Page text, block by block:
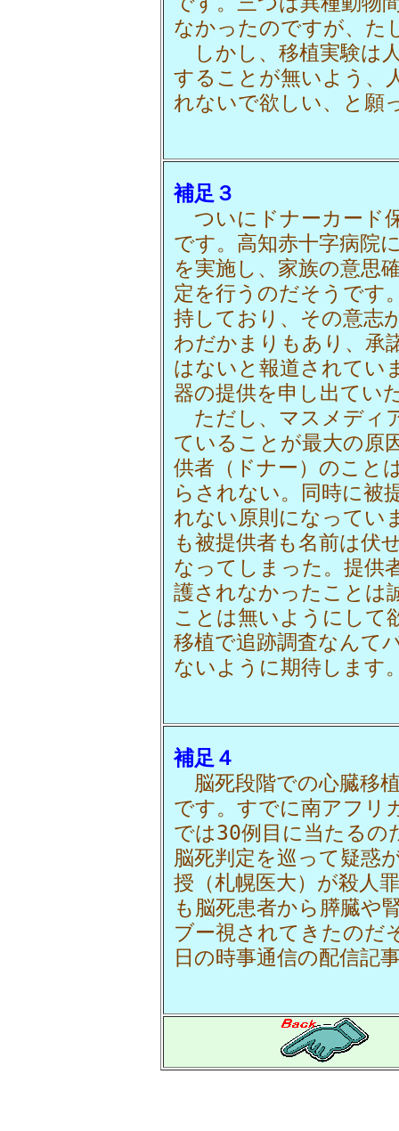
なかったのですが、た
しかし、移植実験は
することが無いよう、
れないで欲しい、と願
補足３
ついにドナーカード
です。高知赤十字病院
を実施し、家族の意思
定を行うのだそうです
持しており、その意志
わだかまりもあり、承
はないと報道されてい
器の提供を申し出てい
ただし、マスメディ
ていることが最大の原
供者（ドナー）のこと
らされない。同時に被
れない原則になってい
も被提供者も名前は伏
なってしまった。提供
護されなかったことは
ことは無いようにして
移植で追跡調査なんて
ないように期待します
補足４
脳死段階での心臓移
です。すでに南アフリ
では30例目に当たるの
脳死判定を巡って疑惑
授（札幌医大）が殺人
も脳死患者から膵臓や
ブー視されてきたのだ
日の時事通信の配信記